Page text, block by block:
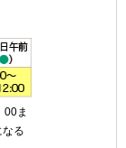
00ま
る